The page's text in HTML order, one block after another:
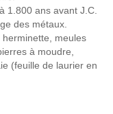
1.800 ans avant J.C.
des métaux.
herminette, meules
à moudre,
(feuille de laurier en